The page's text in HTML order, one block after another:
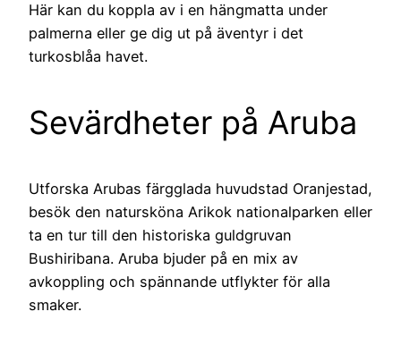
Här kan du koppla av i en hängmatta under
palmerna eller ge dig ut på äventyr i det
turkosblåa havet.
Sevärdheter på Aruba
Utforska Arubas färgglada huvudstad Oranjestad,
besök den natursköna Arikok nationalparken eller
ta en tur till den historiska guldgruvan
Bushiribana. Aruba bjuder på en mix av
avkoppling och spännande utflykter för alla
smaker.